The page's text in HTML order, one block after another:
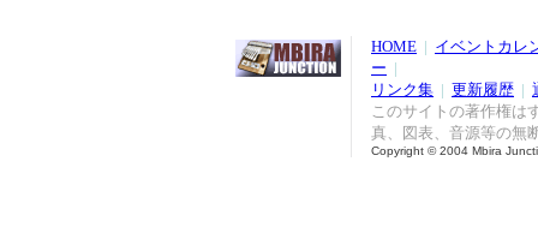
HOME | イベントカレ
ー |
リンク集 | 更新履歴 |
このサイトの著作権は
真、図表、音源等の無
Copyright © 2004 Mbira